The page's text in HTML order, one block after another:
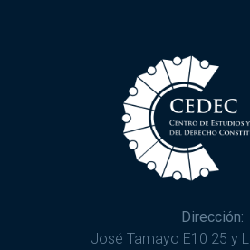
Dirección:
José Tamayo E10 25 y